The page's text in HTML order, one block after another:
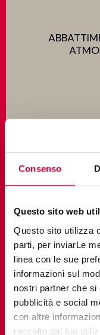
Consenso
Questo sito web
Questo sito utilizza
parti, per inviarLe
linea con le sue
informazioni sul
nostri partner che si
pubblicità e social
con altre
raccolto dal tuo
100%
PRODUKTE
100%